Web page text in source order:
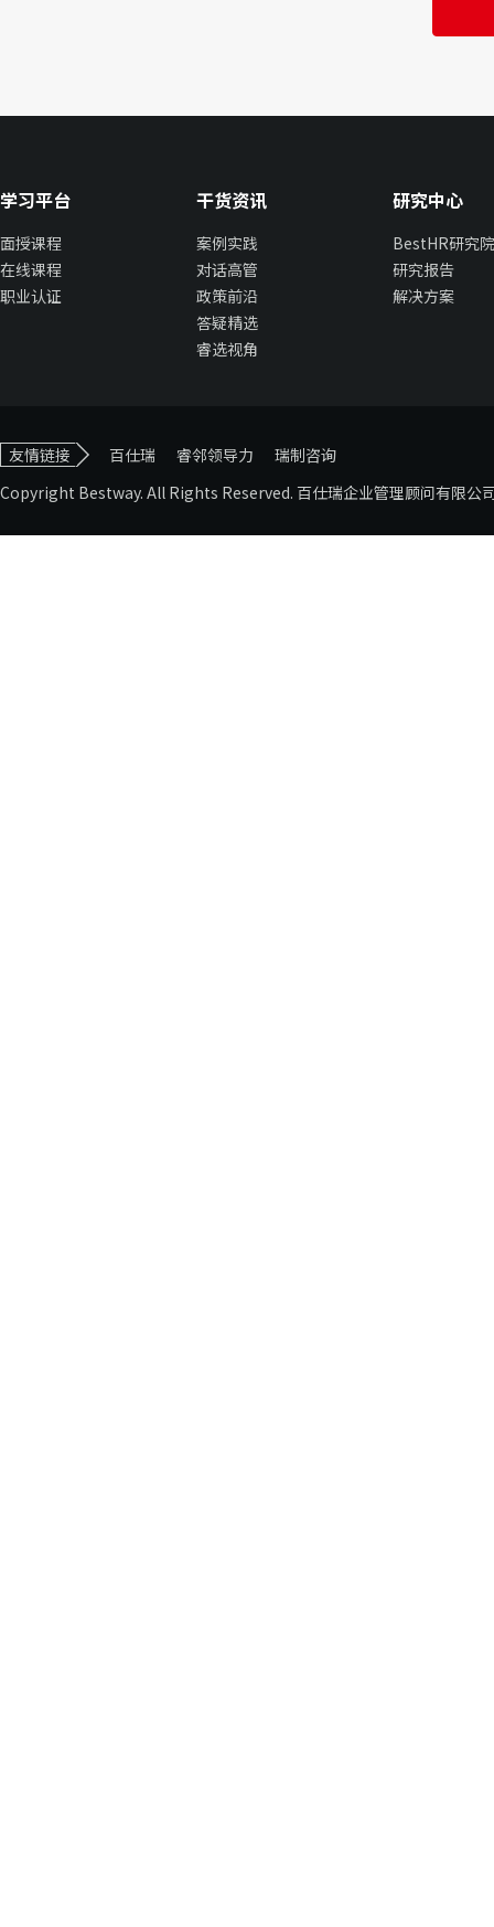
学习平台
面授课程
在线课程
职业认证
干货资讯
案例实践
对话高管
政策前沿
答疑精选
睿选视角
研究中心
BestHR研究院
研究报告
解决方案
友情链接 百仕瑞 睿邻领导力
瑞制咨询
Copyright Bestway. All Rights Reserved. 百仕瑞企业管理顾问有限公